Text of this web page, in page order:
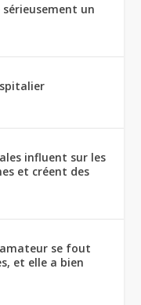
un
influent sur les
et créent des
se fout
et elle a bien